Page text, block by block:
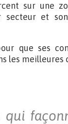
sur une
secteur et
que ses
les meilleures
qui